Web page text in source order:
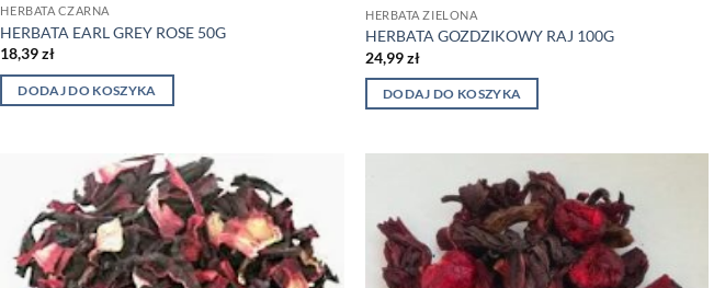
HERBATA CZARNA
HERBATA EARL GREY ROSE 50G
18,39zł
DODAJ DO KOSZYKA
HERBATA ZIELONA
HERBATA GOZDZIKOWY RAJ 100G
24,99zł
DODAJ DO KOSZYKA